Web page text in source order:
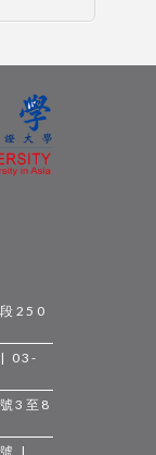
250
| 03-
3至8
|